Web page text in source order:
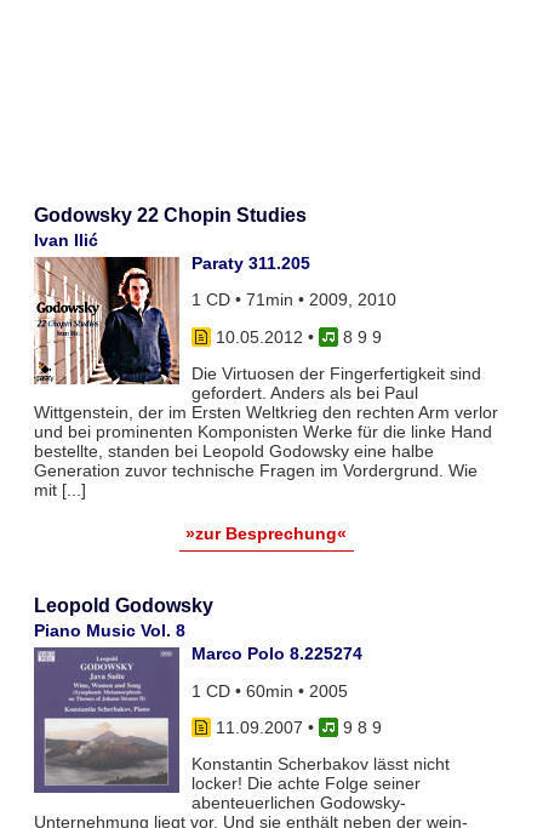
Godowsky 22 Chopin Studies
Ivan Ilić
Paraty 311.205
1 CD • 71min • 2009, 2010
10.05.2012 •
8 9 9
Die Virtuosen der Fingerfertigkeit sind
gefordert. Anders als bei Paul
Wittgenstein, der im Ersten Weltkrieg den rechten Arm verlor
und bei prominenten Komponisten Werke für die linke Hand
bestellte, standen bei Leopold Godowsky eine halbe
Generation zuvor technische Fragen im Vordergrund. Wie
mit [...]
»zur Besprechung«
Leopold Godowsky
Piano Music Vol. 8
Marco Polo 8.225274
1 CD • 60min • 2005
11.09.2007 •
9 8 9
Konstantin Scherbakov lässt nicht
locker! Die achte Folge seiner
abenteuerlichen Godowsky-
Unternehmung liegt vor. Und sie enthält neben der wein-